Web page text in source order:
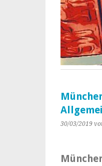
30/03/2019